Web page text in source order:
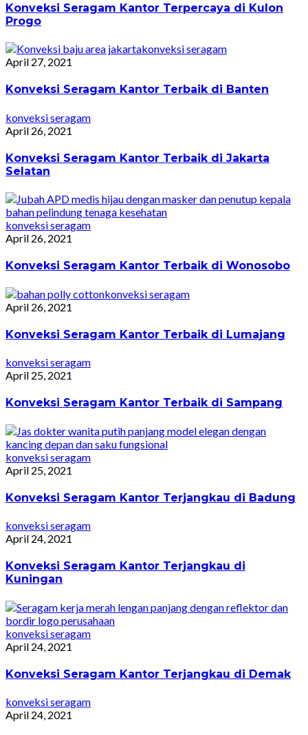
Konveksi Seragam Kantor Terpercaya di Kulon
Progo
konveksi seragam
April 27, 2021
Konveksi Seragam Kantor Terbaik di Banten
konveksi seragam
April 26, 2021
Konveksi Seragam Kantor Terbaik di Jakarta
Selatan
konveksi seragam
April 26, 2021
Konveksi Seragam Kantor Terbaik di Wonosobo
konveksi seragam
April 26, 2021
Konveksi Seragam Kantor Terbaik di Lumajang
konveksi seragam
April 25, 2021
Konveksi Seragam Kantor Terbaik di Sampang
konveksi seragam
April 25, 2021
Konveksi Seragam Kantor Terjangkau di Badung
konveksi seragam
April 24, 2021
Konveksi Seragam Kantor Terjangkau di
Kuningan
konveksi seragam
April 24, 2021
Konveksi Seragam Kantor Terjangkau di Demak
konveksi seragam
April 24, 2021